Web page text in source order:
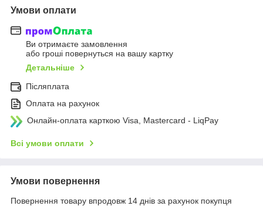
Умови оплати
Ви отримаєте замовлення
або гроші повернуться на вашу картку
Детальніше
Післяплата
Оплата на рахунок
Онлайн-оплата карткою Visa, Mastercard - LiqPay
Всі умови оплати
Умови повернення
Повернення товару впродовж 14 днів за рахунок покупця